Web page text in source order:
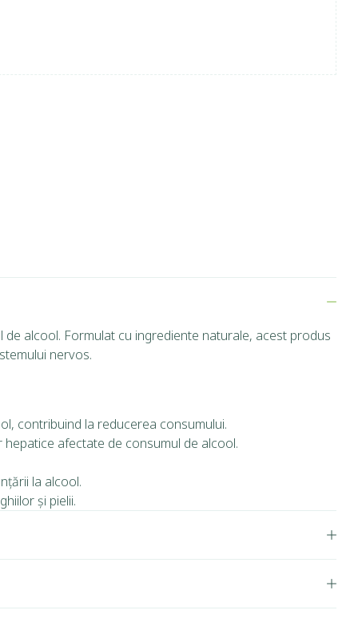
alcool. Formulat cu ingrediente naturale, acest produs
nervos.
contribuind la reducerea consumului.
afectate de consumul de alcool.
la alcool.
și pielii.